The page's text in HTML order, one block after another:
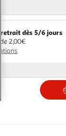
dès 5/6 jours
de 2,00€